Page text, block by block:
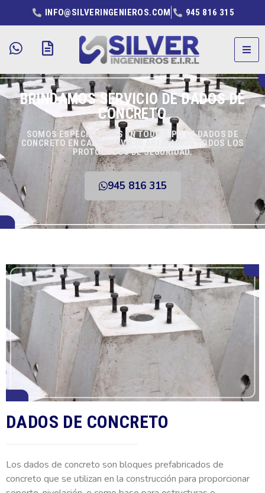
INFO@SILVERINGENIEROS.COM 945 816 315
BRINDAMOS SERVICIO DE DADOS DE
CONCRETO
SOMOS ESPECIALISTAS EN TODO TIPO DE DADOS DE
CONCRETO EN CADA SERVICIO APLICAMOS TODOS LOS
PROTOCOLOS DE SEGURIDAD.
945 816 315
DADOS DE CONCRETO
Los dados de concreto son bloques prefabricados de
concreto que se utilizan en la construcción para proporcionar